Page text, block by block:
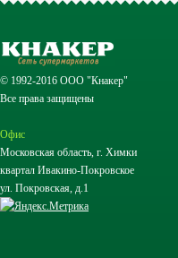
© 1992-2016 ООО "Кнакер"
Все права защищены
Офис
Московская область, г. Химки
квартал Ивакино-Покровское
ул. Покровская, д.1